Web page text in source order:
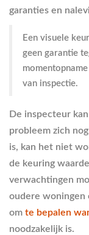
garanties en
Een visuele
geen garantie
van inspectie.
De inspecteur
probleem zich
is, kan het niet
de keuring
verwachtingen
oudere woningen
om te bepalen
noodzakelijk is.